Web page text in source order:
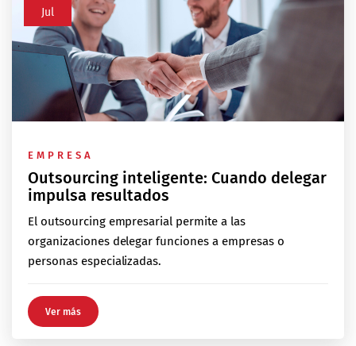
Jul
EMPRESA
Outsourcing inteligente: Cuando delegar
impulsa resultados
El outsourcing empresarial permite a las
organizaciones delegar funciones a empresas o
personas especializadas.
Ver más